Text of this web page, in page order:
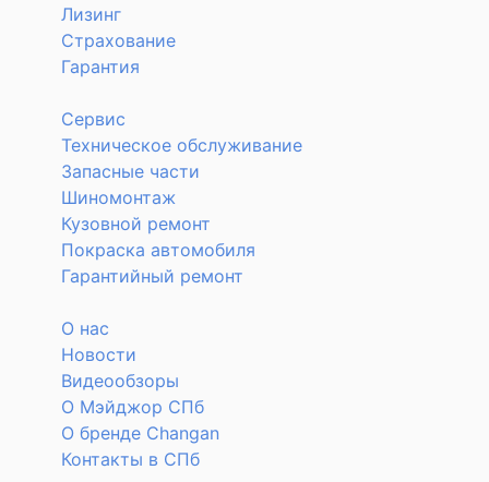
Лизинг
Страхование
Гарантия
Сервис
Техническое обслуживание
Запасные части
Шиномонтаж
Кузовной ремонт
Покраска автомобиля
Гарантийный ремонт
О нас
Новости
Видеообзоры
О Мэйджор СПб
О бренде Changan
Контакты в СПб